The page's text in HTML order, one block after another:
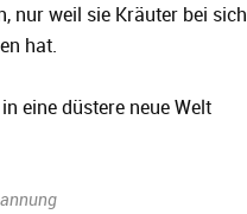
nur weil sie Kräuter bei sich
hat.
in eine düstere neue Welt